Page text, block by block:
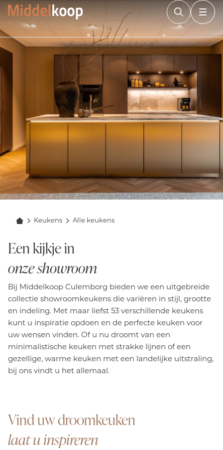
Vind uw droomkeuken
laat u inspireren
Keukens Alle keukens
Een kijkje in
onze showroom
Bij Middelkoop Culemborg bieden we een uitgebreide
collectie showroomkeukens die variëren in stijl, grootte
en indeling. Met maar liefst 53 verschillende keukens
kunt u inspiratie opdoen en de perfecte keuken voor
uw wensen vinden. Of u nu droomt van een
minimalistische keuken met strakke lijnen of een
gezellige, warme keuken met een landelijke uitstraling,
bij ons vindt u het allemaal.